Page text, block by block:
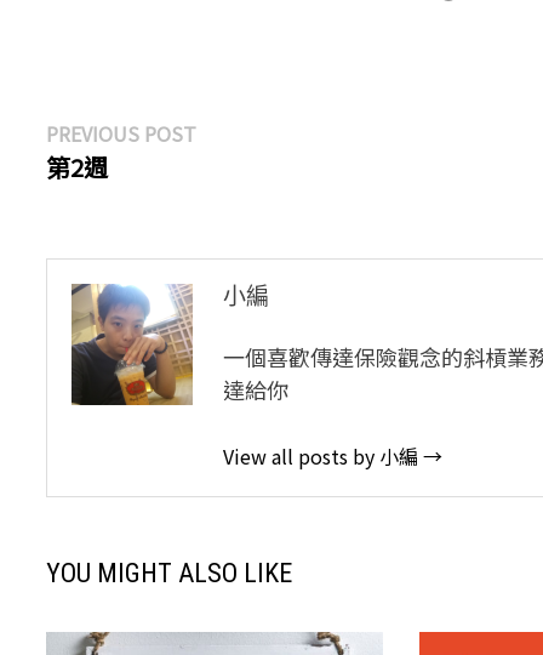
文
章
覽
PREVIOUS POSTPrevious
第2週
小編
一個喜歡傳達保險觀念的斜槓業
達給你
View all posts by 小編 →
YOU MIGHT ALSO LIKE